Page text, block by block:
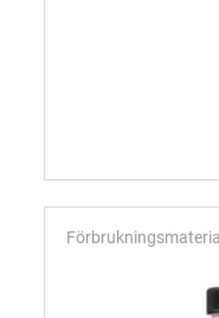
Förbrukningsmaterial